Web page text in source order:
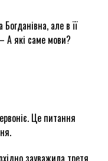
але в її
А які саме мови?
Це питання
зауважила третя